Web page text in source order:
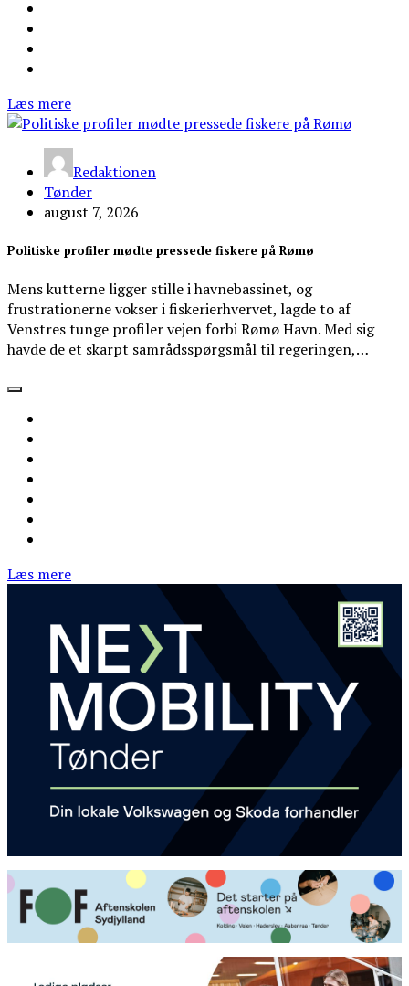
Læs mere
Redaktionen
Tønder
august 7, 2026
Politiske profiler mødte pressede fiskere på Rømø
Mens kutterne ligger stille i havnebassinet, og
frustrationerne vokser i fiskerierhvervet, lagde to af
Venstres tunge profiler vejen forbi Rømø Havn. Med sig
havde de et skarpt samrådsspørgsmål til regeringen,…
Læs mere